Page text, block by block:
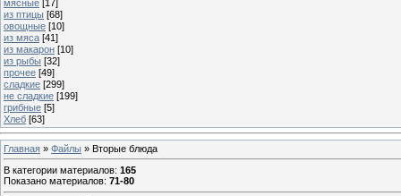
мясные [17]
из птицы [68]
овощные [10]
из мяса [41]
из макарон [10]
из рыбы [32]
прочее [49]
сладкие [299]
не сладкие [199]
грибные [5]
Хлеб [63]
Главная » Файлы » Вторые блюда
В категории материалов: 165
Показано материалов: 71-80